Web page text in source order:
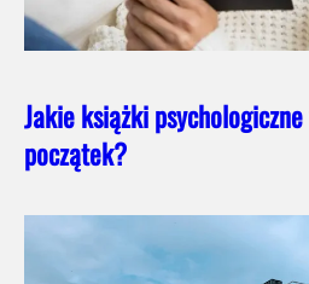
Jakie książki
początek?